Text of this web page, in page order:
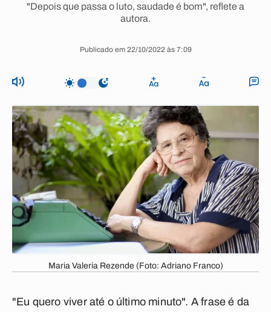
"Depois que passa o luto, saudade é bom", reflete a
autora.
Publicado em 22/10/2022 às 7:09
Maria Valeria Rezende (Foto: Adriano Franco)
"Eu quero viver até o último minuto". A frase é da